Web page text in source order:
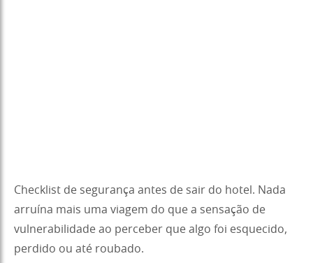
Checklist de segurança antes de sair do hotel. Nada
arruína mais uma viagem do que a sensação de
vulnerabilidade ao perceber que algo foi esquecido,
perdido ou até roubado.